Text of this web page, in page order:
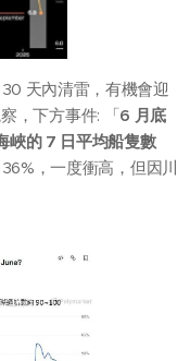
天內清雷，有機會迎
，下方事件: 「6 月底
峽的 7 日平均船隻數
，一度衝高，但因川